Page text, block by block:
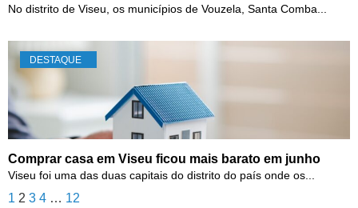
No distrito de Viseu, os municípios de Vouzela, Santa Comba...
DESTAQUE
Comprar casa em Viseu ficou mais barato em junho
Viseu foi uma das duas capitais do distrito do país onde os...
1 2 3 4 … 12